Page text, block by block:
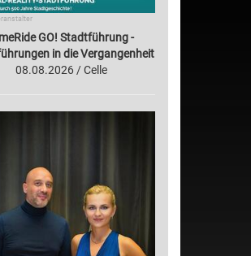
GO! Stadtführung -
in die Vergangenheit
08.08.2026 / Celle